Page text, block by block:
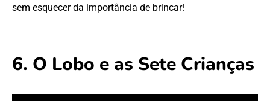
sem esquecer da importância de brincar!
6. O Lobo e as Sete Crianças